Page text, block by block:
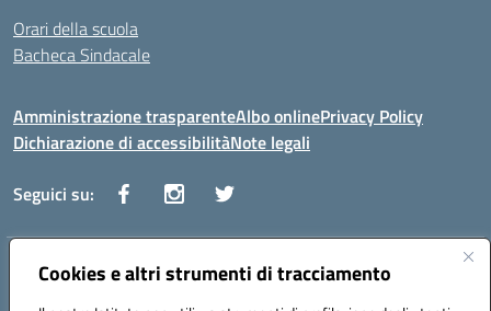
Cookies e altri strumenti di tracciamento
Orari della scuola
Bacheca Sindacale
Amministrazione trasparenteAlbo onlinePrivacy Policy
Dichiarazione di accessibilitàNote legali
Seguici su:
Indirizzo:Via Vaccari n.5 e Via Falcone n.20 - 91025 Marsala